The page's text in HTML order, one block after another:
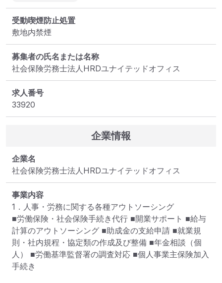
受動喫煙防止処置
敷地内禁煙
募集者の氏名または名称
社会保険労務士法人HRDユナイテッドオフィス
求人番号
33920
企業情報
企業名
社会保険労務士法人HRDユナイテッドオフィス
事業内容
1．人事・労務に関する各種アウトソーシング
■労働保険・社会保険手続き代行 ■開業サポート ■給与
計算のアウトソーシング ■助成金の支給申請 ■就業規
則・社内規程・協定類の作成及び整備 ■年金相談（個
人） ■労働基準監督署の調査対応 ■個人事業主保険加入
手続き